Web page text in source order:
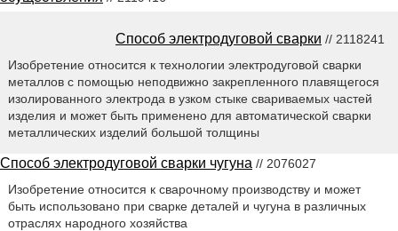
Способ электродуговой сварки // 2118241
Изобретение относится к технологии электродуговой сварки
металлов с помощью неподвижно закрепленного плавящегося
изолированного электрода в узком стыке свариваемых частей
изделия и может быть применено для автоматической сварки
металлических изделий большой толщины
Способ электродуговой сварки чугуна // 2076027
Изобретение относится к сварочному производству и может
быть использовано при сварке деталей и чугуна в различных
отраслях народного хозяйства